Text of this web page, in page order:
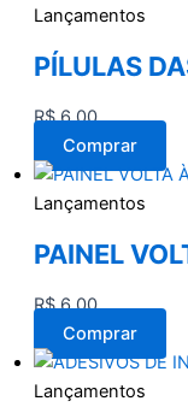
Lançamentos
PÍLULAS
R$6,00
Comprar
Lançamentos
PAINEL
R$6,00
Comprar
Lançamentos